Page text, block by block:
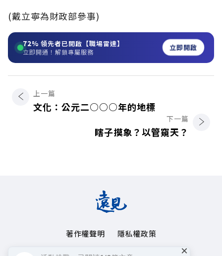
(戴立寧為財政部參事)
72% 領先者已開啟【職場雷達】
立即開通！解鎖專屬服務 立即開啟
上一篇
文化：公元二○○○年的地標
下一篇
瞎子摸象？以管窺天？
著作權聲明
隱私權政策
Copyright© 1999~2026
×